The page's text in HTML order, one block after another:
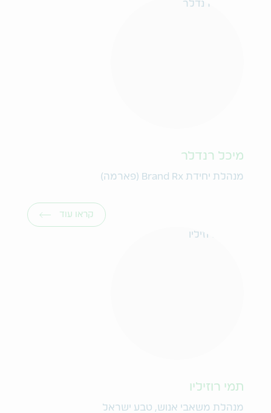
מיכל רנדלר
מנהלת יחידת Brand Rx (פארמה)
קראו עוד
תמי רוזיליו
מנהלת משאבי אנוש, טבע ישראל